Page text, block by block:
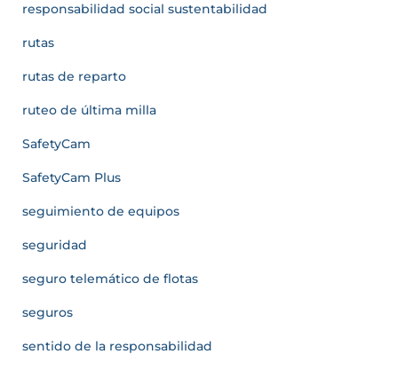
responsabilidad social sustentabilidad
rutas
rutas de reparto
ruteo de última milla
SafetyCam
SafetyCam Plus
seguimiento de equipos
seguridad
seguro telemático de flotas
seguros
sentido de la responsabilidad